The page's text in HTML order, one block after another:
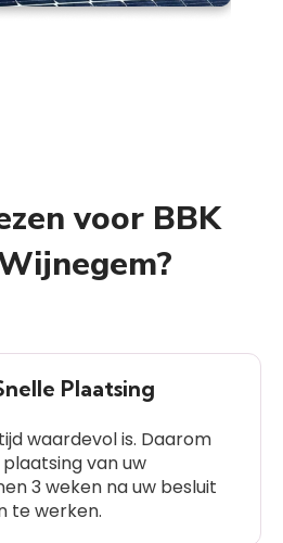
voor BBK
Plaatsing
waardevol is. Daarom
van uw
3 weken na uw besluit
te werken.